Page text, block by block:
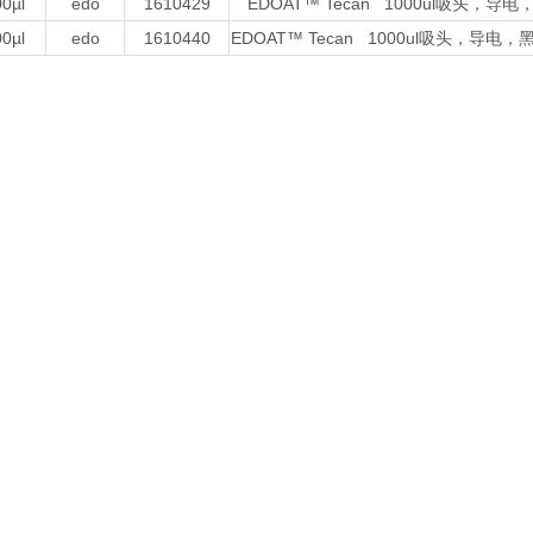
edo 1610440 EDOAT™ Tecan 1000ul吸头，导电，